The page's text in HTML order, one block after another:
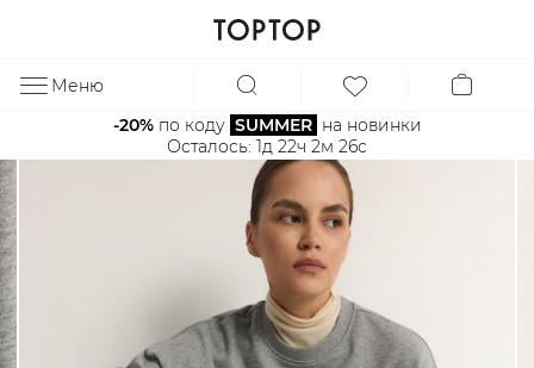
Меню
-20% по коду SUMMER на новинки
Осталось: 1д 22ч 2м 25с